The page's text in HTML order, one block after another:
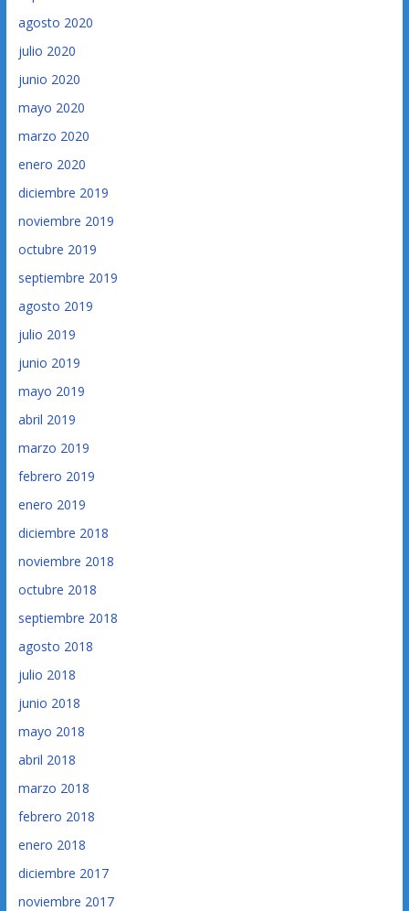
agosto 2020
julio 2020
junio 2020
mayo 2020
marzo 2020
enero 2020
diciembre 2019
noviembre 2019
octubre 2019
septiembre 2019
agosto 2019
julio 2019
junio 2019
mayo 2019
abril 2019
marzo 2019
febrero 2019
enero 2019
diciembre 2018
noviembre 2018
octubre 2018
septiembre 2018
agosto 2018
julio 2018
junio 2018
mayo 2018
abril 2018
marzo 2018
febrero 2018
enero 2018
diciembre 2017
noviembre 2017